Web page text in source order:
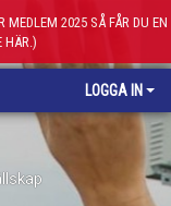
2025 SÅ FÅR DU EN
HÄR.)
LOGGA IN